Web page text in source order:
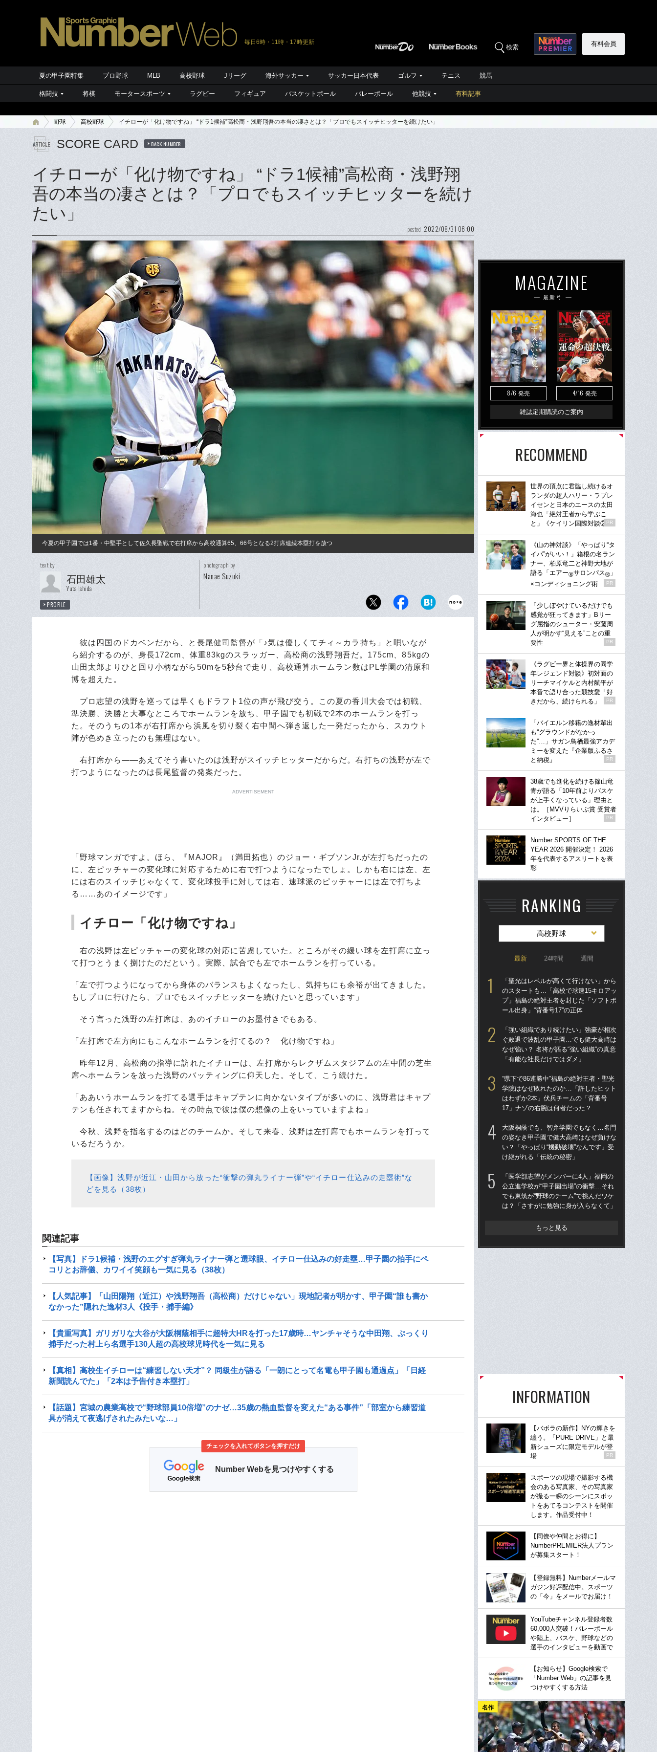
毎日6時・11時・17時更新
検索 有料会員
夏の甲子園特集 プロ野球 MLB 高校野球 Jリーグ 海外サッカー サッカー日本代表 ゴルフ テニス 競馬
格闘技 将棋 モータースポーツ ラグビー フィギュア バスケットボール バレーボール 他競技 有料記事
野球 高校野球 イチローが「化け物ですね」 “ドラ1候補”高松商・浅野翔吾の本当の凄さとは？「プロでもスイッチヒッターを続けたい」
SCORE CARD BACK NUMBER
イチローが「化け物ですね」 “ドラ1候補”高松商・浅野翔
吾の本当の凄さとは？「プロでもスイッチヒッターを続け
たい」
posted 2022/08/31 06:00
今夏の甲子園では1番・中堅手として佐久長聖戦で右打席から高校通算65、66号となる2打席連続本塁打を放つ
text by
石田雄太
Yuta Ishida
PROFILE
photograph by
Nanae Suzuki
彼は四国のドカベンだから、と長尾健司監督が「♪気は優しくてチィ～カラ持ち」と唄いなが
ら紹介するのが、身長172cm、体重83kgのスラッガー、高松商の浅野翔吾だ。175cm、85kgの
山田太郎よりひと回り小柄ながら50mを5秒台で走り、高校通算ホームラン数はPL学園の清原和
博を超えた。
プロ志望の浅野を巡っては早くもドラフト1位の声が飛び交う。この夏の香川大会では初戦、
準決勝、決勝と大事なところでホームランを放ち、甲子園でも初戦で2本のホームランを打っ
た。そのうちの1本が右打席から浜風を切り裂く右中間へ弾き返した一発だったから、スカウト
陣が色めき立ったのも無理はない。
右打席から――あえてそう書いたのは浅野がスイッチヒッターだからだ。右打ちの浅野が左で
打つようになったのは長尾監督の発案だった。
ADVERTISEMENT
「野球マンガですよ。ほら、『MAJOR』（満田拓也）のジョー・ギブソンJr.が左打ちだったの
に、左ピッチャーの変化球に対応するために右で打つようになったでしょ。しかも右には左、左
には右のスイッチじゃなくて、変化球投手に対しては右、速球派のピッチャーには左で打ちよ
る……あのイメージです」
イチロー「化け物ですね」
右の浅野は左ピッチャーの変化球の対応に苦慮していた。ところがその緩い球を左打席に立っ
て打つとうまく捌けたのだという。実際、試合でも左でホームランを打っている。
「左で打つようになってから身体のバランスもよくなったし、気持ちにも余裕が出てきました。
もしプロに行けたら、プロでもスイッチヒッターを続けたいと思っています」
そう言った浅野の左打席は、あのイチローのお墨付きでもある。
「左打席で左方向にもこんなホームランを打てるの？ 化け物ですね」
昨年12月、高松商の指導に訪れたイチローは、左打席からレクザムスタジアムの左中間の芝生
席へホームランを放った浅野のバッティングに仰天した。そして、こう続けた。
「ああいうホームランを打てる選手はキャプテンに向かないタイプが多いのに、浅野君はキャプ
テンも任されてますからね。その時点で彼は僕の想像の上をいっていますよね」
今秋、浅野を指名するのはどのチームか。そして来春、浅野は左打席でもホームランを打って
いるだろうか。
【画像】浅野が近江・山田から放った“衝撃の弾丸ライナー弾”や“イチロー仕込みの走塁術”な
どを見る（38枚）
関連記事
【写真】ドラ1候補・浅野のエグすぎ弾丸ライナー弾と選球眼、イチロー仕込みの好走塁…甲子園の拍手にペ
コリとお辞儀、カワイイ笑顔も一気に見る（38枚）
【人気記事】「山田陽翔（近江）や浅野翔吾（高松商）だけじゃない」現地記者が明かす、甲子園“誰も書か
なかった”隠れた逸材3人《投手・捕手編》
【貴重写真】ガリガリな大谷が大阪桐蔭相手に超特大HRを打った17歳時…ヤンチャそうな中田翔、ぷっくり
捕手だった村上ら名選手130人超の高校球児時代を一気に見る
【真相】高校生イチローは“練習しない天才”？ 同級生が語る「一朗にとって名電も甲子園も通過点」「日経
新聞読んでた」「2本は予告付き本塁打」
【話題】宮城の農業高校で“野球部員10倍増”のナゼ…35歳の熱血監督を変えた“ある事件”「部室から練習道
具が消えて夜逃げされたみたいな…」
チェックを入れてボタンを押すだけ
Number Webを見つけやすくする
MAGAZINE
最新号
8/6 発売 4/16 発売
雑誌定期購読のご案内
RECOMMEND
世界の頂点に君臨し続けるオ
ランダの超人ハリー・ラブレ
イセンと日本のエースの太田
海也「絶対王者から学ぶこ
と」《ケイリン国際対談②》
PR
《山の神対談》「やっぱり“タ
イパ”がいい！」箱根の名ラン
ナー、柏原竜二と神野大地が
語る「エアー®サロンパス® 」
×コンディショニング術
PR
「少しぼやけているだけでも
感覚が狂ってきます」Bリー
グ屈指のシューター・安藤周
人が明かす“見える”ことの重
要性
PR
《ラグビー界と体操界の同学
年レジェンド対談》初対面の
リーチマイケルと内村航平が
本音で語り合った競技愛「好
きだから、続けられる」
PR
「バイエルン移籍の逸材輩出
も“グラウンドがなかっ
た”…」サガン鳥栖最強アカデ
ミーを変えた『企業版ふるさ
と納税』
PR
38歳でも進化を続ける篠山竜
青が語る「10年前よりバスケ
が上手くなっている」理由と
は。［MVVりらいぶ賞 受賞者
インタビュー］
PR
Number SPORTS OF THE
YEAR 2026 開催決定！ 2026
年を代表するアスリートを表
彰
RANKING
高校野球
最新 24時間 週間
「聖光はレベルが高くて行けない」から
のスタートも…「高校で球速15キロアッ
プ」福島の絶対王者を封じた「ソフトボ
ール出身」“背番号17”の正体
「強い組織であり続けたい」強豪が相次
ぐ敗退で波乱の甲子園…でも健大高崎は
なぜ強い？ 名将が語る“強い組織”の真意
「有能な社長だけではダメ」
“県下で86連勝中”福島の絶対王者・聖光
学院はなぜ敗れたのか…「許したヒット
はわずか2本」伏兵チームの「背番号
17」ナゾの右腕は何者だった？
大阪桐蔭でも、智弁学園でもなく…名門
の姿なき甲子園で健大高崎はなぜ負けな
い？「やっぱり“機動破壊”なんです」受
け継がれる「伝統の秘密」
「医学部志望がメンバーに4人」福岡の
公立進学校が“甲子園出場”の衝撃…それ
でも東筑が“野球のチーム”で挑んだワケ
は？「さすがに勉強に身が入らなくて」
もっと見る
INFORMATION
【バボラの新作】NYの輝きを
纏う。「PURE DRIVE」と最
新シューズに限定モデルが登
場
PR
スポーツの現場で撮影する機
会のある写真家、その写真家
が撮る一瞬のシーンにスポッ
トをあてるコンテストを開催
します。作品受付中！
【同僚や仲間とお得に】
NumberPREMIER法人プラン
が募集スタート！
【登録無料】Numberメールマ
ガジン好評配信中。スポーツ
の「今」をメールでお届け！
YouTubeチャンネル登録者数
60,000人突破！バレーボール
や陸上、バスケ、野球などの
選手のインタビューを動画で
【お知らせ】Google検索で
「Number Web」の記事を見
つけやすくする方法
名作